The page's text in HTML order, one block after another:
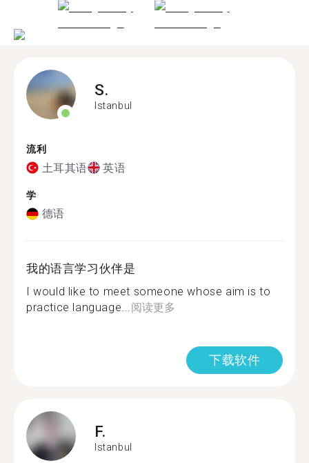
S.
Istanbul
流利
土耳其语 英语
学
德语
我的语言学习伙伴是
I would like to meet someone whose aim is to
practice language...阅读更多
下载软件
F.
Istanbul